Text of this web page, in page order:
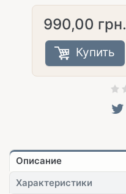
990,00 грн.
Купить
Описание
Характеристики